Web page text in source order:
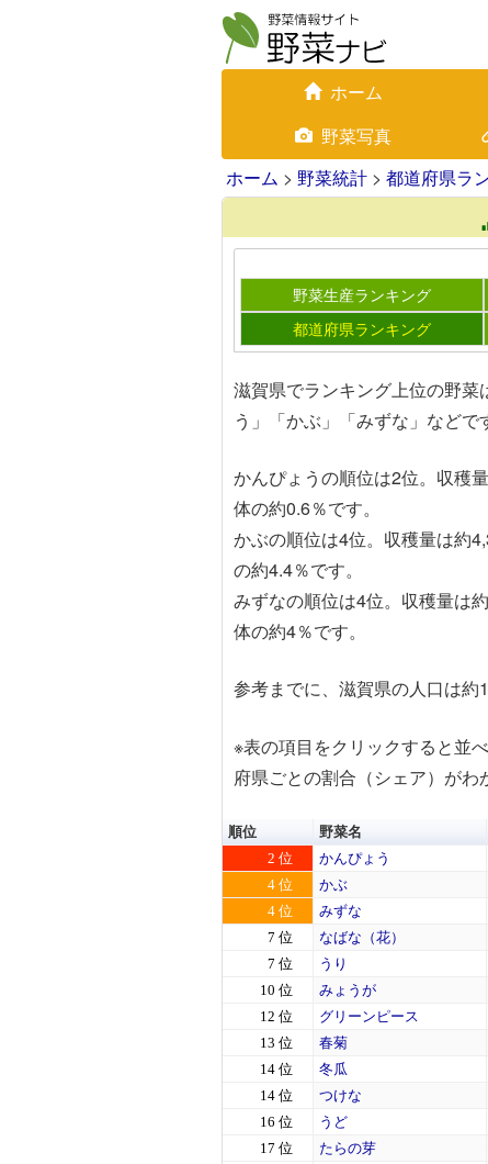
ホーム
野菜写真
ホーム > 野菜統計 > 都道府県ラ
野菜生産ランキング
都道府県ランキング
滋賀県でランキング上位の野菜
う」「かぶ」「みずな」などで
かんぴょうの順位は2位。収穫
体の約0.6％です。
かぶの順位は4位。収穫量は約
の約4.4％です。
みずなの順位は4位。収穫量は
体の約4％です。
参考までに、滋賀県の人口は約
※表の項目をクリックすると並
府県ごとの割合（シェア）がわ
順位 野菜名
2 位
かんぴょう
4 位
かぶ
4 位
みずな
7 位
なばな（花）
7 位
うり
10 位
みょうが
12 位
グリーンピース
13 位
春菊
14 位
冬瓜
14 位
つけな
16 位
うど
17 位
たらの芽